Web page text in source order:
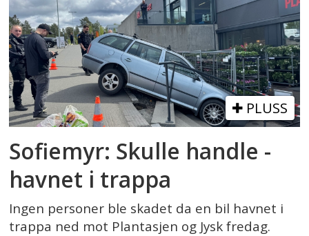
PLUSS
Sofiemyr: Skulle handle -
havnet i trappa
Ingen personer ble skadet da en bil havnet i
trappa ned mot Plantasjen og Jysk fredag.